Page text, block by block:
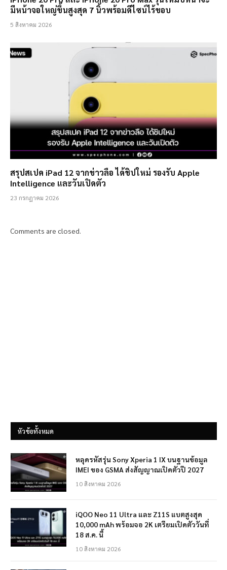
มีหน้าจอใหญ่ขึ้นสูงสุด 7 นิ้วพร้อมดีไซน์ไร้ขอบ
5 สิงหาคม 2026
สรุปสเปค iPad 12 จากข่าวลือ ได้ชิปใหม่ รองรับ Apple
Intelligence และวันเปิดตัว
23 กรกฎาคม 2026
Comments are closed.
หัวข้อทั้งหมด
หลุดรหัสรุ่น Sony Xperia 1 IX บนฐานข้อมูล
IMEI ของ GSMA ส่งสัญญาณเปิดตัวปี 2027
10 สิงหาคม 2026
iQOO Neo 11 Ultra และ Z11S แบตสูงสุด
10,000 mAh พร้อมจอ 2K เตรียมเปิดตัววันที่
18 ส.ค. นี้
10 สิงหาคม 2026